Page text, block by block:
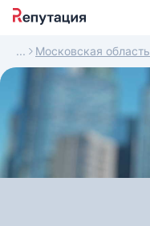
Московская область